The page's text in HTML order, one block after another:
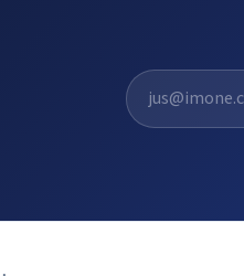
El. pašto adresas